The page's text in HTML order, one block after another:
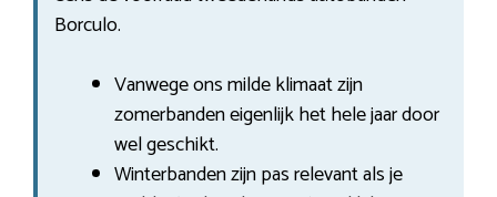
Borculo.
Vanwege ons milde klimaat zijn
zomerbanden eigenlijk het hele jaar door
wel geschikt.
Winterbanden zijn pas relevant als je